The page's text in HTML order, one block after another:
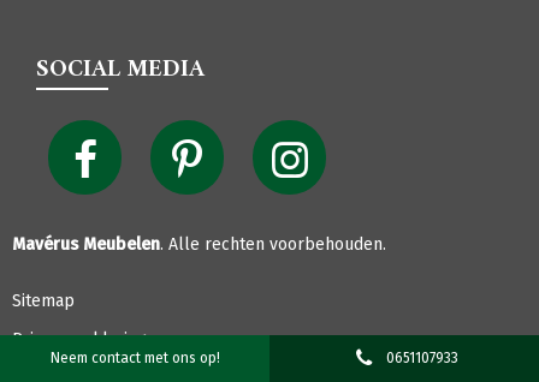
Neem contact met ons op! 0651107933
SOCIAL MEDIA
Mavérus Meubelen. Alle rechten voorbehouden.
Sitemap
Privacyverklaring